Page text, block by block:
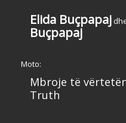
Elida Buçpapaj
Buçpapaj
Moto:
Mbroje të
Truth